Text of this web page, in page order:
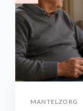
MANTELZORG